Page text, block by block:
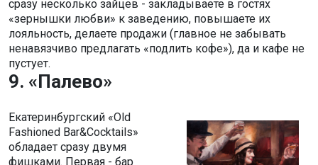
сразу несколько зайцев - закладываете в гостях
«зернышки любви» к заведению, повышаете их
лояльность, делаете продажи (главное не забывать
ненавязчиво предлагать «подлить кофе»), да и кафе не
пустует.
9. «Палево»
Екатеринбургский «Old
Fashioned Bar&Cocktails»
обладает сразу двумя
фишками. Первая - бар